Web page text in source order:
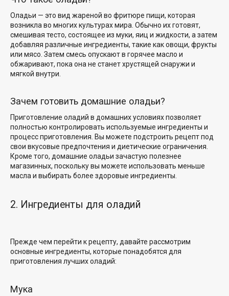
Оладьи — это вид жареной во фритюре пищи, которая
возникла во многих культурах мира. Обычно их готовят,
смешивая тесто, состоящее из муки, яиц и жидкости, а затем
добавляя различные ингредиенты, такие как овощи, фрукты
или мясо. Затем смесь опускают в горячее масло и
обжаривают, пока она не станет хрустящей снаружи и
мягкой внутри.
Зачем готовить домашние оладьи?
Приготовление оладий в домашних условиях позволяет
полностью контролировать используемые ингредиенты и
процесс приготовления. Вы можете подстроить рецепт под
свои вкусовые предпочтения и диетические ограничения.
Кроме того, домашние оладьи зачастую полезнее
магазинных, поскольку вы можете использовать меньше
масла и выбирать более здоровые ингредиенты.
2. Ингредиенты для оладий
Прежде чем перейти к рецепту, давайте рассмотрим
основные ингредиенты, которые понадобятся для
приготовления лучших оладий:
Мука